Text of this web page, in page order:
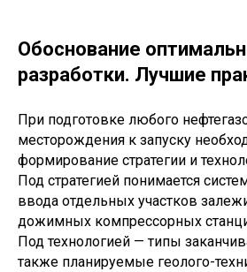
Обоснование
разработки. Лучшие
При подготовке любого
месторождения к запуску
формирование стратегии и
Под стратегией понимается
ввода отдельных участков
дожимных компрессорных
Под технологией — типы
также планируемые геолого-